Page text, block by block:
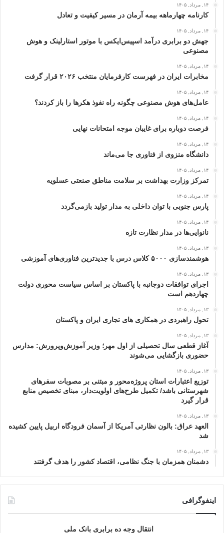
۱۴, مرداد, ۱۴۰۵
کارنامه چهارماهه بیمه آرمان در مسیر کیفیت و تعادل
۱۴, مرداد, ۱۴۰۵
جهش دو برابری درآمد اسپیس‌ایکس با موتور استارلینک و هوش
مصنوعی
۱۴, مرداد, ۱۴۰۵
مخابرات ایران در فهرست کارفرمایان منتخب ۲۰۲۶ قرار گرفت
۱۴, مرداد, ۱۴۰۵
عامل‌های هوش مصنوعی چگونه راه نفوذ هکرها را باز کردند؟
۱۴, مرداد, ۱۴۰۵
فرصت دوباره برای غایبان موجه امتحانات نهایی
۱۴, مرداد, ۱۴۰۵
دانشگاه منزوی از فناوری جا می‌ماند
۱۴, مرداد, ۱۴۰۵
تمرکز وزارت بهداشت بر سلامت مناطق صنعتی عسلویه
۱۴, مرداد, ۱۴۰۵
پارس جنوبی با توان داخلی به مدار تولید بازمی‌گردد
۱۴, مرداد, ۱۴۰۵
نانوایی‌ها در مدار نظارت تازه
۱۳, مرداد, ۱۴۰۵
هوشمندسازی ۵۰۰۰ کلاس درس با جدیدترین فناوری‌های آموزشی
۱۳, مرداد, ۱۴۰۵
اجرای توافقات دوجانبه با پاکستان بر اساس سیاست محوری دولت
چهاردهم است
۱۳, مرداد, ۱۴۰۵
تحول راهبردی در همکاری های تجاری ایران و پاکستان
۱۳, مرداد, ۱۴۰۵
آغاز قطعی سال تحصیلی از اول مهر؛ وزیر آموزش‌وپرورش: مدارس
حضوری بازگشایی می‌شوند
۱۳, مرداد, ۱۴۰۵
توزیع اعتبارات استان پروژه‌محور و مبتنی بر مصوبات سفرهای
شهرستانی باشد/ تکمیل طرح‌های اولویت‌دار، مبنای تخصیص منابع
قرار گیرد
۱۳, مرداد, ۱۴۰۵
العهد عراق: بالون نظارتی آمریکا از آسمان فرودگاه اربیل پایین کشیده
شد
۱۳, مرداد, ۱۴۰۵
دشمنان همزمان با جنگ نظامی، اقتصاد کشور را هدف گرفتند
اینفوگرافی
انتقال وجه ده برابری بانک ملی